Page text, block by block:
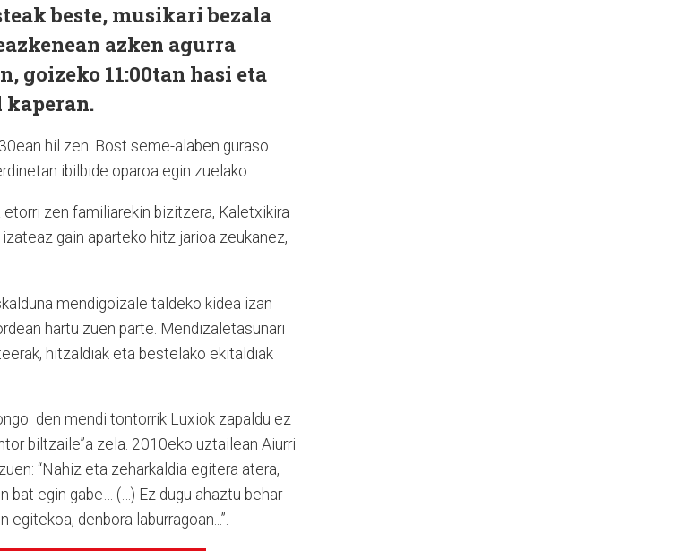
beste, musikari bezala
azken agurra
goizeko 11:00tan hasi eta
kaperan.
hil zen. Bost seme-alaben guraso
ibilbide oparoa egin zuelako.
zen familiarekin bizitzera, Kaletxikira
gain aparteko hitz jarioa zeukanez,
mendigoizale taldeko kidea izan
hartu zuen parte. Mendizaletasunari
hitzaldiak eta bestelako ekitaldiak
den mendi tontorrik Luxiok zapaldu ez
biltzaile”a zela. 2010eko uztailean Aiurri
“Nahiz eta zeharkaldia egitera atera,
egin gabe… (…) Ez dugu ahaztu behar
denbora laburragoan...”.